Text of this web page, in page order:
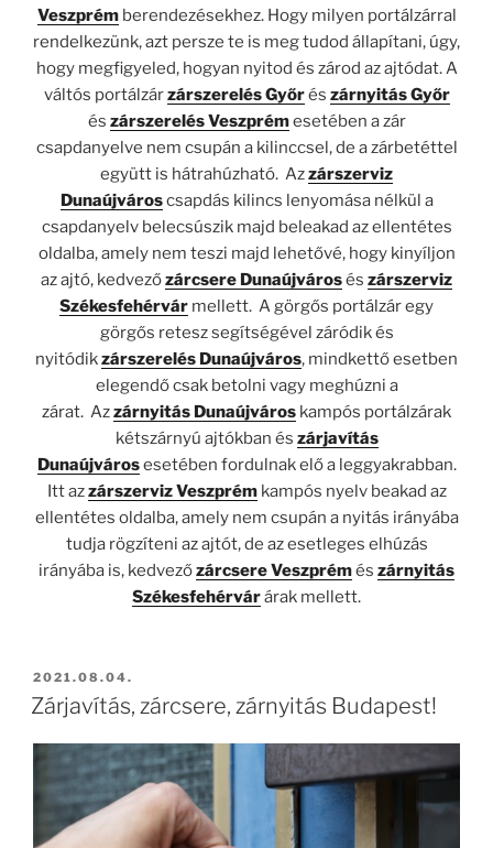
Veszprémberendezésekhez. Hogy milyen portálzárral
rendelkezünk, azt persze te is meg tudod állapítani, úgy,
hogy megfigyeled, hogyan nyitod és zárod az ajtódat. A
váltós portálzárzárszerelés Győrés zárnyitás Győr
és zárszerelés Veszprémesetében a zár
csapdanyelve nem csupán a kilinccsel, de a zárbetéttel
együtt is hátrahúzható. Azzárszerviz
Dunaújvároscsapdás kilincs lenyomása nélkül a
csapdanyelv belecsúszik majd beleakad az ellentétes
oldalba, amely nem teszi majd lehetővé, hogy kinyíljon
az ajtó, kedvezőzárcsere Dunaújvárosés zárszerviz
Székesfehérvár mellett. A görgős portálzár egy
görgős retesz segítségével záródik és
nyitódikzárszerelés Dunaújváros, mindkettő esetben
elegendő csak betolni vagy meghúzni a
zárat. Azzárnyitás Dunaújváros kampós portálzárak
kétszárnyú ajtókban és zárjavítás
Dunaújvárosesetében fordulnak elő a leggyakrabban.
Itt azzárszerviz Veszprémkampós nyelv beakad az
ellentétes oldalba, amely nem csupán a nyitás irányába
tudja rögzíteni az ajtót, de az esetleges elhúzás
irányába is, kedvezőzárcsere Veszprémés zárnyitás
Székesfehérvárárak mellett.
BEKÜLDVE:
2021.08.04.
Zárjavítás, zárcsere, zárnyitás Budapest!